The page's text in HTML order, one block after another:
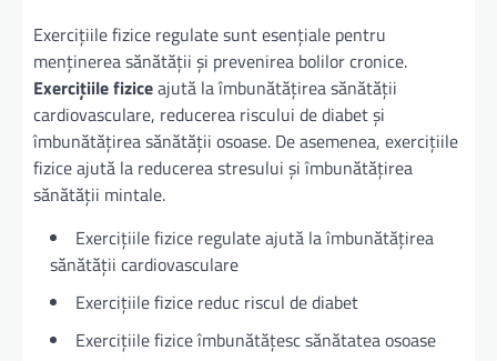
Exercițiile fizice regulate sunt esențiale pentru
menținerea sănătății și prevenirea bolilor cronice.
Exercițiile fiziceajută la îmbunătățirea sănătății
cardiovasculare, reducerea riscului de diabet și
îmbunătățirea sănătății osoase. De asemenea, exercițiile
fizice ajută la reducerea stresului și îmbunătățirea
sănătății mintale.
Exercițiile fizice regulate ajută la îmbunătățirea
sănătății cardiovasculare
Exercițiile fizice reduc riscul de diabet
Exercițiile fizice îmbunătățesc sănătatea osoase